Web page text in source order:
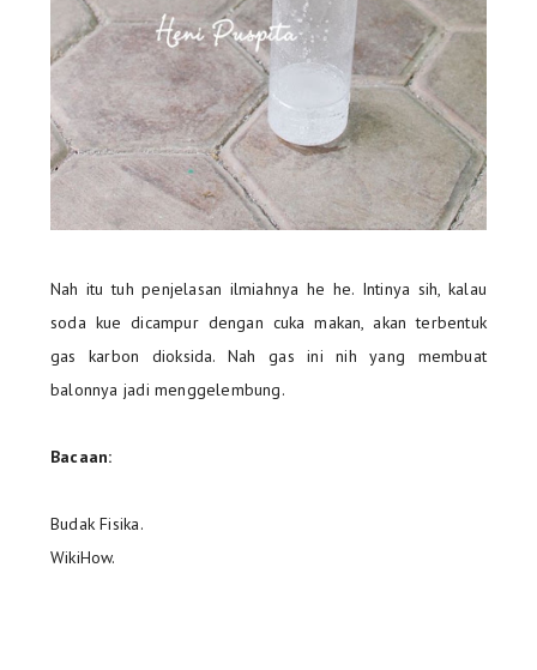
Nah itu tuh penjelasan ilmiahnya he he. Intinya sih, kalau
soda kue dicampur dengan cuka makan, akan terbentuk
gas karbon dioksida. Nah gas ini nih yang membuat
balonnya jadi menggelembung.
Bacaan:
Budak Fisika.
WikiHow.